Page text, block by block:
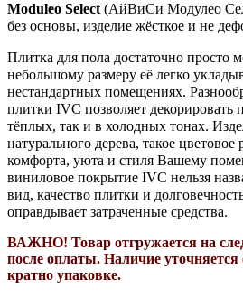
Moduleo Select (АйВиСи Модулео
без основы, изделие жёсткое и не
Плитка для пола достаточно просто
небольшому размеру её легко
нестандартных помещениях.
плитки IVC позволяет декорировать
тёплых, так и в холодных тонах.
натурального дерева, такое
комфорта, уюта и стиля Вашему
виниловое покрытие IVC нельзя
вид, качество плитки и
оправдывает затраченные средства.
ВАЖНО! Товар отгружается на
после оплаты. Наличие
кратно упаковке.